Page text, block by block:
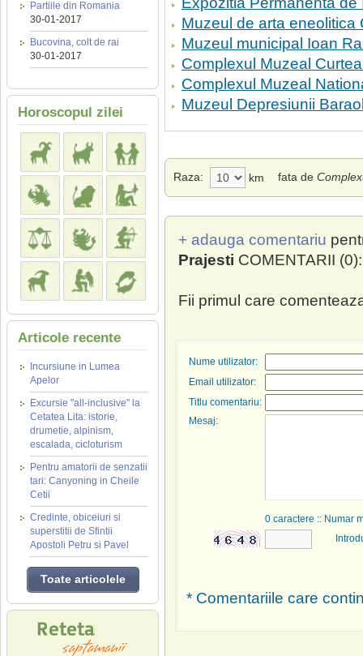
Partiile din Romania
30-01-2017
Bucovina, colt de rai
30-01-2017
Horoscopul zilei
Articole recente
Incursiune in Lumea
Apelor
Excursie "all-inclusive" la
Cetatea Lita: istorie,
drumetie, alpinism,
escalada, cicloturism
Pentru amatorii de senzatii
tari: Canyoning in Cheile
Cetii
Credinte, obiceiuri si
superstitii de Sfintii
Apostoli Petru si Pavel
Toate articolele
Muzeul de arta eneolitica
Muzeul municipal Ioan
Complexul Muzeal
Complexul Muzeal
Muzeul Depresiunii
Raza: km fata de
+ adauga comentariu
Prajesti COMENTARII (0):
Fii primul care
Nume utilizator:
Email utilizator:
Titlu comentariu:
Mesaj:
0 caractere :: Numar
* Comentariile care